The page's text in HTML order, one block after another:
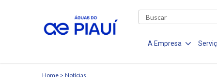
A Empresa
Home Notícias